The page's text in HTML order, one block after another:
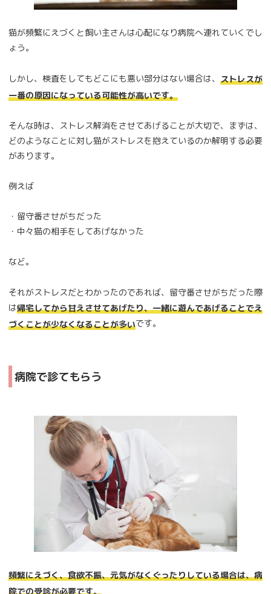
猫が頻繁にえづくと飼い主さんは心配になり病院へ連れていくでし
ょう。
しかし、検査をしてもどこにも悪い部分はない場合は、 ストレスが
一番の原因になっている可能性が高いです。
そんな時は、ストレス解消をさせてあげることが大切で、まずは、
どのようなことに対し猫がストレスを抱えているのか解明する必要
があります。
例えば
・留守番させがちだった
・中々猫の相手をしてあげなかった
など。
それがストレスだとわかったのであれば、留守番させがちだった際
は帰宅してから甘えさせてあげたり、一緒に遊んであげることでえ
づくことが少なくなることが多いです。
病院で診てもらう
頻繁にえづく、食欲不振、元気がなくぐったりしている場合は、病
院での受診が必要です。